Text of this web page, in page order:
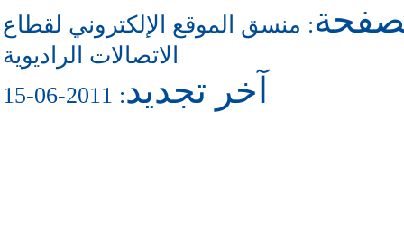
: منسق الموقع الإلكتروني لقطاع
الاتصالات الراديوية
آخر تجديد: 2011-06-15